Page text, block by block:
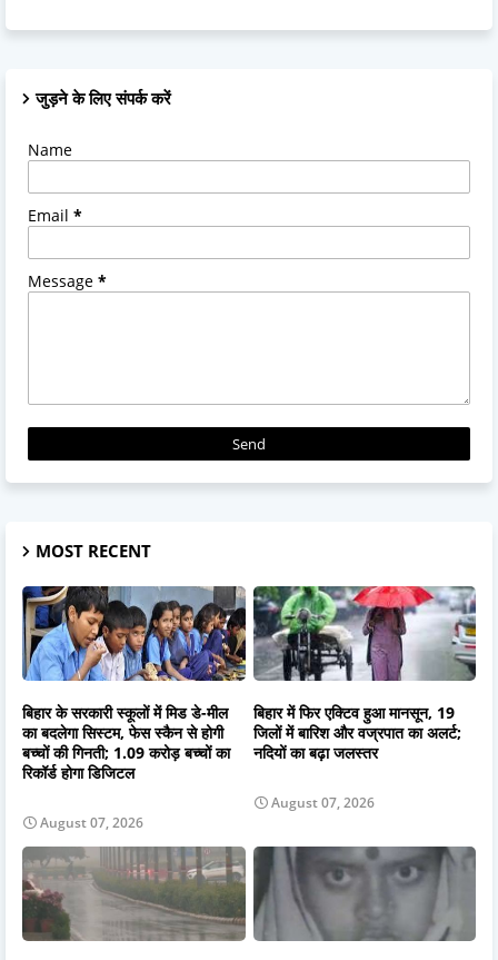
जुड़ने के लिए संपर्क करें
Name
Email *
Message *
MOST RECENT
बिहार के सरकारी स्कूलों में मिड डे-मील
का बदलेगा सिस्टम, फेस स्कैन से होगी
बच्चों की गिनती; 1.09 करोड़ बच्चों का
रिकॉर्ड होगा डिजिटल
August 07, 2026
बिहार में फिर एक्टिव हुआ मानसून, 19
जिलों में बारिश और वज्रपात का अलर्ट;
नदियों का बढ़ा जलस्तर
August 07, 2026